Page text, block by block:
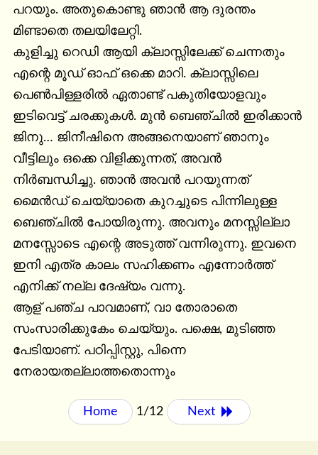
പറയും. അതുകൊണ്ടു ഞാൻ ആ ദുരന്തം
മിണ്ടാതെ തലയിലേറ്റി.
കുളിച്ചു റെഡി ആയി ക്ലാസ്സിലേക്ക് ചെന്നതും
എന്റെ മൂഡ് ഓഫ് ഒക്കെ മാറി. ക്ലാസ്സിലെ
പെൺപിള്ളരിൽ ഏതാണ്ട് പകുതിയോളവും
ഇടിവെട്ട് ചരക്കുകൾ. മുൻ ബെഞ്ചിൽ ഇരിക്കാൻ
ജിനു… ജിനീഷിനെ അങ്ങനെയാണ് ഞാനും
വീട്ടിലും ഒക്കെ വിളിക്കുന്നത്, അവൻ
നിർബന്ധിച്ചു. ഞാൻ അവൻ പറയുന്നത്
മൈൻഡ് ചെയ്യാതെ കുറച്ചുടെ പിന്നിലുള്ള
ബെഞ്ചിൽ പോയിരുന്നു. അവനും മനസ്സില്ലാ
മനസ്സോടെ എന്റെ അടുത്ത് വന്നിരുന്നു. ഇവനെ
ഇനി എത്ര കാലം സഹിക്കണം എന്നോർത്ത്
എനിക്ക് നല്ല ദേഷ്യം വന്നു.
ആള് പഞ്ച പാവമാണ്, വാ തോരാതെ
സംസാരിക്കുകേം ചെയ്യും. പക്ഷെ, മുടിഞ്ഞ
പേടിയാണ്. പഠിപ്പിസ്റ്റു, പിന്നെ
നേരായതല്ലാത്തതൊന്നും
Home 1/12 Next